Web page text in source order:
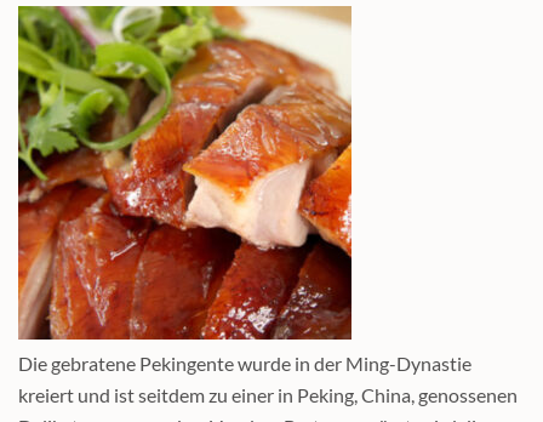
Die gebratene Pekingente wurde in der Ming-Dynastie
kreiert und ist seitdem zu einer in Peking, China, genossenen